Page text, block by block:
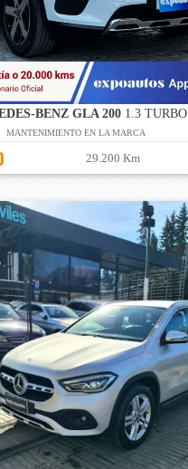
BENZ GLA 200 1.3 TURBO
MANTENIMIENTO EN LA MARCA
29.200 Km